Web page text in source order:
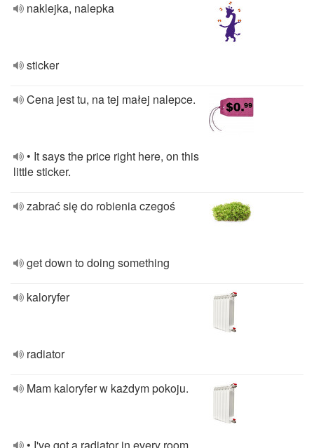
naklejka, nalepka
sticker
Cena jest tu, na tej małej nalepce.
• It says the price right here, on this
little sticker.
zabrać się do robienia czegoś
get down to doing something
kaloryfer
radiator
Mam kaloryfer w każdym pokoju.